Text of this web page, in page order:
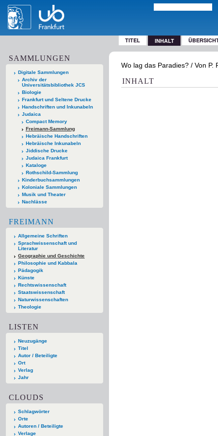
TITEL INHALT
SAMMLUNGEN
Digitale Sammlungen
Archiv der
Universitätsbibliothek JCS
Biologie
Frankfurt und Seltene Drucke
Handschriften und Inkunabeln
Judaica
Compact Memory
Freimann-Sammlung
Hebräische Handschriften
Hebräische Inkunabeln
Jiddische Drucke
Judaica Frankfurt
Kataloge
Rothschild-Sammlung
Kinderbuchsammlungen
Koloniale Sammlungen
Musik und Theater
Nachlässe
FREIMANN
Allgemeine Schriften
Sprachwissenschaft und
Literatur
Geographie und Geschichte
Philosophie und Kabbala
Pädagogik
Künste
Rechtswissenschaft
Staatswissenschaft
Naturwissenschaften
Theologie
LISTEN
Neuzugänge
Titel
Autor / Beteiligte
Ort
Verlag
Jahr
CLOUDS
Schlagwörter
Orte
Autoren / Beteiligte
Verlage
Wo lag das Paradies? / Von
INHALT